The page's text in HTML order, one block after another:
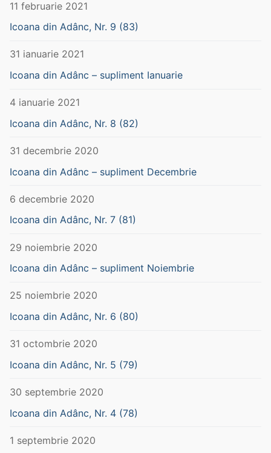
11 februarie 2021
Icoana din Adânc, Nr. 9 (83)
31 ianuarie 2021
Icoana din Adânc – supliment Ianuarie
4 ianuarie 2021
Icoana din Adânc, Nr. 8 (82)
31 decembrie 2020
Icoana din Adânc – supliment Decembrie
6 decembrie 2020
Icoana din Adânc, Nr. 7 (81)
29 noiembrie 2020
Icoana din Adânc – supliment Noiembrie
25 noiembrie 2020
Icoana din Adânc, Nr. 6 (80)
31 octombrie 2020
Icoana din Adânc, Nr. 5 (79)
30 septembrie 2020
Icoana din Adânc, Nr. 4 (78)
1 septembrie 2020